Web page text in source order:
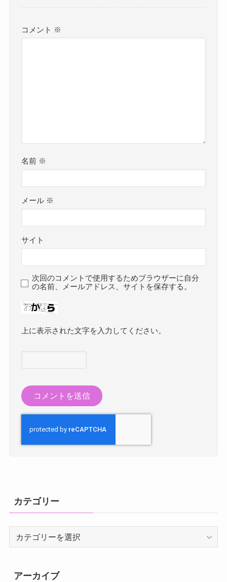
コメント ※
名前 ※
メール ※
サイト
次回のコメントで使用するためブラウザーに自分
の名前、メールアドレス、サイトを保存する。
上に表示された文字を入力してください。
カテゴリー
アーカイブ